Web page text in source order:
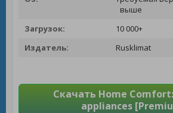
выше
Загрузок:
10 000+
Издатель:
Rusklimat
Скачать Home
appliances